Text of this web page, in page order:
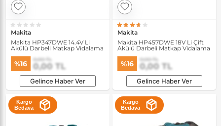
Makita
Makita HP347DWE 14.4V Li
Akülü Darbeli Matkap Vidalama
%16 0,00 TL
0,00 TL
Gelince Haber Ver
Makita
Makita HP457DWE 18V Li Çift
Akülü Darbeli Matkap Vidalama
%16 0,00 TL
0,00 TL
Gelince Haber Ver
Kargo
Bedava
Kargo
Bedava